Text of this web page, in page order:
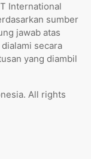
International
sumber
jawab atas
secara
yang diambil
All rights